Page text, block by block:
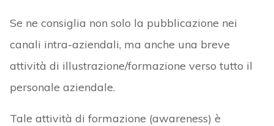
Se ne consiglia non solo la pubblicazione nei
canali intra-aziendali, ma anche una breve
attività di illustrazione/formazione verso tutto il
personale aziendale.
Tale attività di formazione (awareness) è